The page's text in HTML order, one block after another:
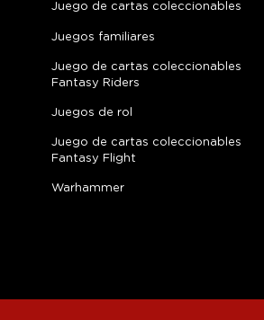
Juego de cartas coleccionables
Juegos familiares
Juego de cartas coleccionables
Fantasy Riders
Juegos de rol
Juego de cartas coleccionables
Fantasy Flight
Warhammer